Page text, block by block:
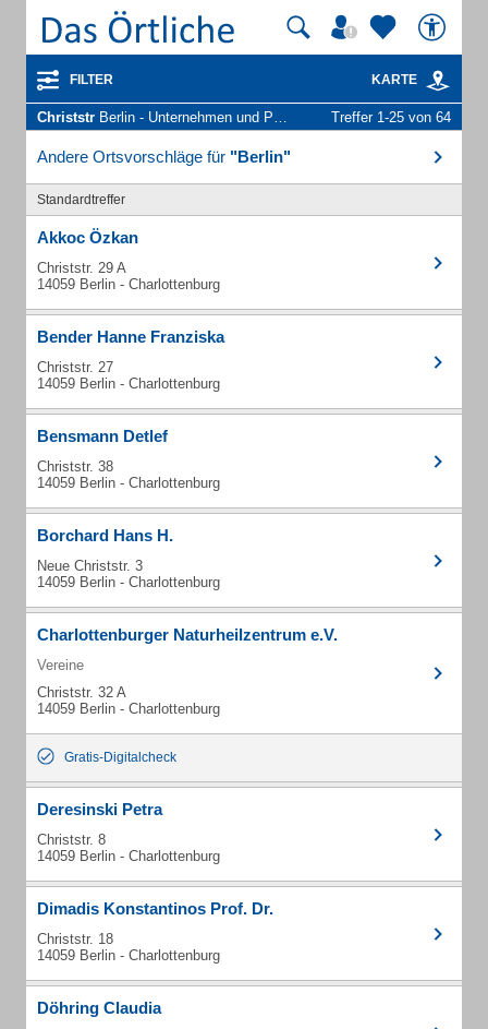
FILTER KARTE
Christstr Berlin - Unternehmen und Personen Treffer 1-25 von 64
Andere Ortsvorschläge für "Berlin"
Standardtreffer
Akkoc Özkan
Christstr. 29 A
14059 Berlin - Charlottenburg
Bender Hanne Franziska
Christstr. 27
14059 Berlin - Charlottenburg
Bensmann Detlef
Christstr. 38
14059 Berlin - Charlottenburg
Borchard Hans H.
Neue Christstr. 3
14059 Berlin - Charlottenburg
Charlottenburger Naturheilzentrum e.V.
Vereine
Christstr. 32 A
14059 Berlin - Charlottenburg
Gratis-Digitalcheck
Deresinski Petra
Christstr. 8
14059 Berlin - Charlottenburg
Dimadis Konstantinos Prof. Dr.
Christstr. 18
14059 Berlin - Charlottenburg
Döhring Claudia